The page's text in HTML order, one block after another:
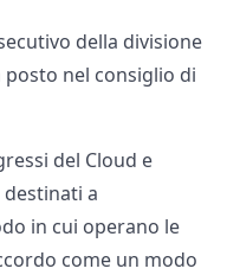
della divisione
nel consiglio di
del Cloud e
a
in cui operano le
come un modo